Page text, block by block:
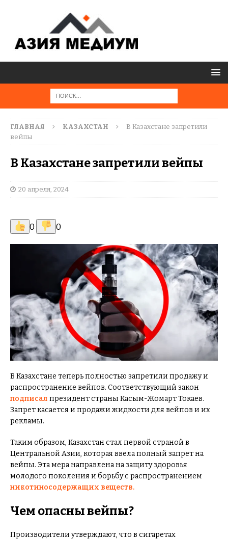
ГЛАВНАЯ КАЗАХСТАН
В Казахстане запретили
вейпы
В Казахстане запретили вейпы
20 апреля, 2024
0 0
В Казахстане теперь полностью запретили продажу и
распространение вейпов. Соответствующий закон
подписал президент страны Касым-Жомарт Токаев.
Запрет касается и продажи жидкости для вейпов и их
рекламы.
Таким образом, Казахстан стал первой страной в
Центральной Азии, которая ввела полный запрет на
вейпы. Эта мера направлена на защиту здоровья
молодого поколения и борьбу с распространением
никотиносодержащих веществ.
Чем опасны вейпы?
Производители утверждают, что в сигаретах